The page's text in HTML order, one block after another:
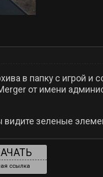
в папку с игрой и
от имени
видите зеленые
ссылка